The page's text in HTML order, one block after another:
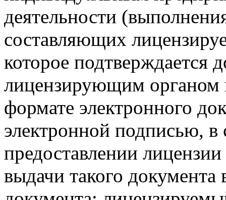
деятельности
составляющих
которое
лицензирующим органом
формате электронного
электронной подписью, в
предоставлении
выдачи такого документа